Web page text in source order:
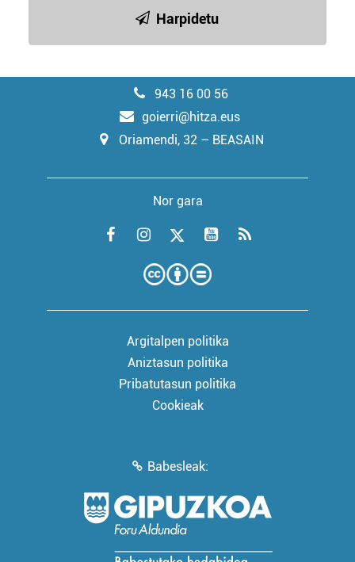
Harpidetu
943 16 00 56
goierri@hitza.eus
Oriamendi, 32 – BEASAIN
Nor gara
Argitalpen politika
Aniztasun politika
Pribatutasun politika
Cookieak
Babesleak: